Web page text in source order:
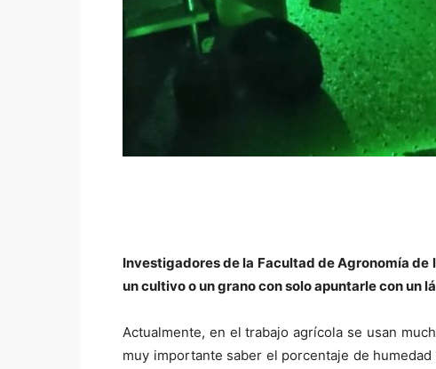
Investigadores de la Facultad de Agronomía de
un cultivo o un grano con solo apuntarle con un
Actualmente, en el trabajo agrícola se usan
muy importante saber el porcentaje de